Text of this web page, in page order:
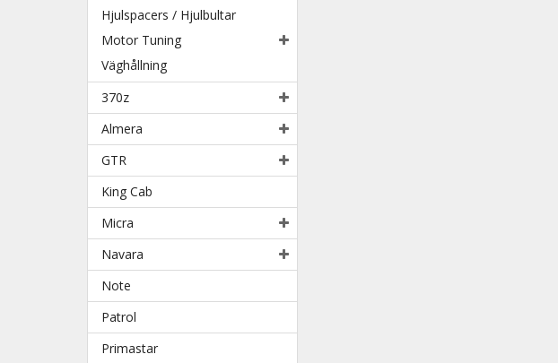
Hjulspacers / Hjulbultar
Motor Tuning
Väghållning
370z
Almera
GTR
King Cab
Micra
Navara
Note
Patrol
Primastar